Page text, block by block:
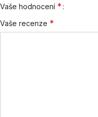
Vaše hodnocení *
Vaše recenze *